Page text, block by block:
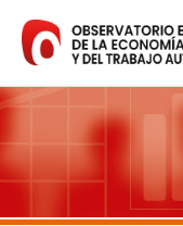
contenido